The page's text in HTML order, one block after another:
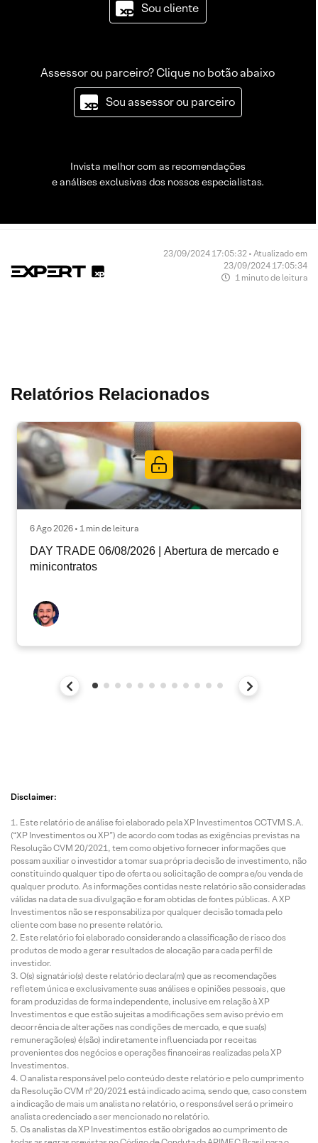
Sou cliente
Assessor ou parceiro? Clique no botão abaixo
Sou assessor ou parceiro
Invista melhor com as recomendações
e análises exclusivas dos nossos especialistas.
23/09/2024 17:05:32 • Atualizado em
23/09/2024 17:05:34
1 minuto de leitura
Relatórios Relacionados
6 Ago 2026 • 1 min de leitura
DAY TRADE 06/08/2026 | Abertura de mercado e
minicontratos
Disclaimer:
Este relatório de análise foi elaborado pela XP Investimentos CCTVM S.A.
(“XP Investimentos ou XP”) de acordo com todas as exigências previstas na
Resolução CVM 20/2021, tem como objetivo fornecer informações que
possam auxiliar o investidor a tomar sua própria decisão de investimento, não
constituindo qualquer tipo de oferta ou solicitação de compra e/ou venda de
qualquer produto. As informações contidas neste relatório são consideradas
válidas na data de sua divulgação e foram obtidas de fontes públicas. A XP
Investimentos não se responsabiliza por qualquer decisão tomada pelo
cliente com base no presente relatório.
Este relatório foi elaborado considerando a classificação de risco dos
produtos de modo a gerar resultados de alocação para cada perfil de
investidor.
O(s) signatário(s) deste relatório declara(m) que as recomendações
refletem única e exclusivamente suas análises e opiniões pessoais, que
foram produzidas de forma independente, inclusive em relação à XP
Investimentos e que estão sujeitas a modificações sem aviso prévio em
decorrência de alterações nas condições de mercado, e que sua(s)
remuneração(es) é(são) indiretamente influenciada por receitas
provenientes dos negócios e operações financeiras realizadas pela XP
Investimentos.
O analista responsável pelo conteúdo deste relatório e pelo cumprimento
da Resolução CVM nº 20/2021 está indicado acima, sendo que, caso constem
a indicação de mais um analista no relatório, o responsável será o primeiro
analista credenciado a ser mencionado no relatório.
Os analistas da XP Investimentos estão obrigados ao cumprimento de